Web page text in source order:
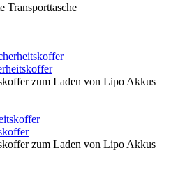
Transporttasche
zum Laden von Lipo Akkus
zum Laden von Lipo Akkus